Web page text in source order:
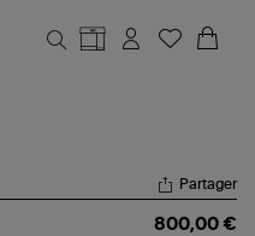
Partager
800,00 €